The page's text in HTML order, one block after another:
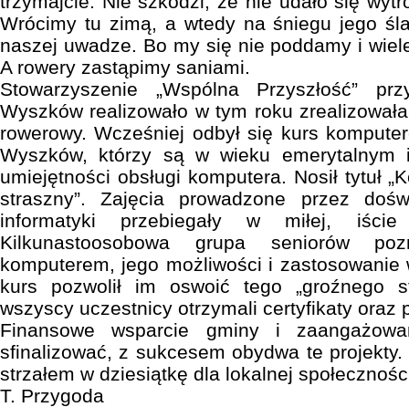
Wrócimy tu zimą, a wtedy na śniegu jego
naszej uwadze. Bo my się nie poddamy i
A rowery zastąpimy saniami.
Stowarzyszenie „Wspólna Przyszłość”
Wyszków realizowało w tym roku
rowerowy. Wcześniej odbył się kurs
Wyszków, którzy są w wieku
umiejętności obsługi komputera. Nosił tytuł
straszny”. Zajęcia prowadzone przez
informatyki przebiegały w miłej, iście
Kilkunastoosobowa grupa seniorów
komputerem, jego możliwości i
kurs pozwolił im oswoić tego „groźnego
wszyscy uczestnicy otrzymali certyfikaty oraz
Finansowe wsparcie gminy i
sfinalizować, z sukcesem obydwa te projekty.
strzałem w dziesiątkę dla lokalnej
T. Przygoda